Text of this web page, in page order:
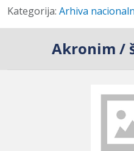
Detalji
Kategorija: Arhiva
Akronim /